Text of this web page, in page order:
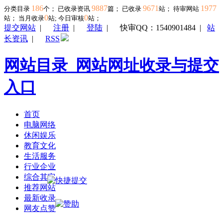
分类目录 186个； 已收录资讯 9887篇； 已收录 9671 站； 待审网站 1977
站； 当月收录0站; 今日审核0站；
提交网站 | 注册 | 登陆 |快审QQ：1540901484 | 站
长资讯 | RSS
网站目录_网站网址收录与提交
入口
首页
电脑网络
休闲娱乐
教育文化
生活服务
行业企业
综合其它
推荐网站
最新收录
网友点赞